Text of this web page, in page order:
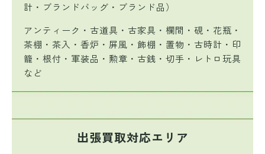
計・ブランドバッグ・ブランド品）
アンティーク・古道具・古家具・欄間・硯・花瓶・
茶棚・茶入・香炉・屏風・飾棚・置物・古時計・印
籠・根付・軍装品・勲章・古銭・切手・レトロ玩具
など
出張買取対応エリア